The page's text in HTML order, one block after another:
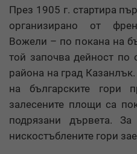
През 1905 г. стартира
организирано от
Вожели – по покана на
той започва дейност по
района на град
на българските
залесените площи са
подрязани дървета.
нискостъблените гори